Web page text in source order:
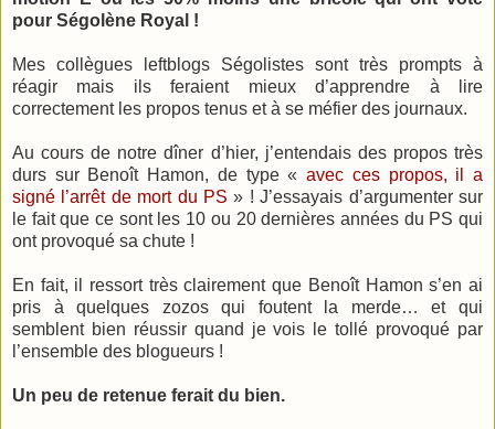
pour Ségolène Royal !
Mes collègues leftblogs Ségolistes sont très prompts à
réagir mais ils feraient mieux d’apprendre à lire
correctement les propos tenus et à se méfier des journaux.
Au cours de notre dîner d’hier, j’entendais des propos très
durs sur Benoît Hamon, de type «avec ces propos, il a
signé l’arrêt de mort du PS » ! J’essayais d’argumenter sur
le fait que ce sont les 10 ou 20 dernières années du PS qui
ont provoqué sa chute !
En fait, il ressort très clairement que Benoît Hamon s’en ai
pris à quelques zozos qui foutent la merde… et qui
semblent bien réussir quand je vois le tollé provoqué par
l’ensemble des blogueurs !
Un peu de retenue ferait du bien.